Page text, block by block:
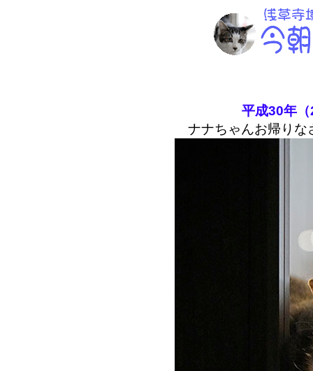
平成30年
ナナちゃんお帰りな